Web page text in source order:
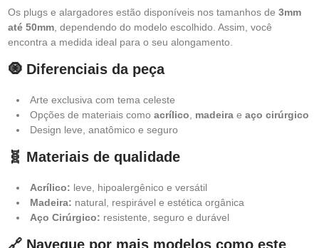
Os plugs e alargadores estão disponíveis nos tamanhos de 3mm
até 50mm , dependendo do modelo escolhido. Assim, você
encontra a medida ideal para o seu alongamento.
🧿 Diferenciais da peça
Arte exclusiva com tema celeste
Opções de materiais como acrílico madeira e aço cirúrgico
Design leve, anatômico e seguro
🧬 Materiais de qualidade
Acrílico: leve, hipoalergênico e versátil
Madeira: natural, respirável e estética orgânica
Aço Cirúrgico: resistente, seguro e durável
🔗 Navegue por mais modelos como este